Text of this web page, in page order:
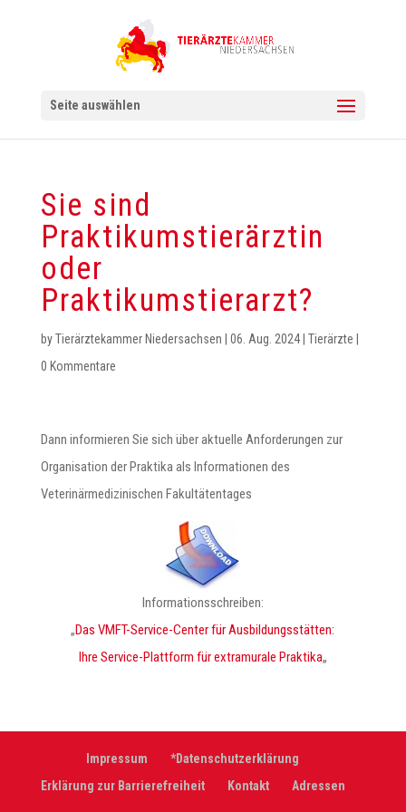
Seite auswählen
Sie sind
Praktikumstierärztin
oder
Praktikumstierarzt?
byTierärztekammer Niedersachsen 06. Aug. 2024| Tierärzte
0 Kommentare
Dann informieren Sie sich über aktuelle Anforderungen zur
Organisation der Praktika als Informationen des
Veterinärmedizinischen Fakultätentages
Informationsschreiben:
„Das VMFT-Service-Center für Ausbildungsstätten:
Ihre Service-Plattform für extramurale Praktika„
Impressum
*Datenschutzerklärung
Erklärung zur Barrierefreiheit
Kontakt Adressen